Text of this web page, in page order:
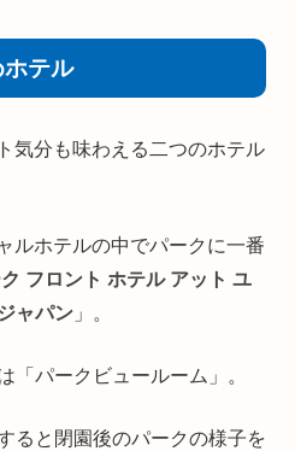
テル
気分も味わえる二つのホテル
ルホテルの中でパークに一番
フロント ホテル アット ユ
ャパン 」。
「パークビュールーム」。
ると閉園後のパークの様子を